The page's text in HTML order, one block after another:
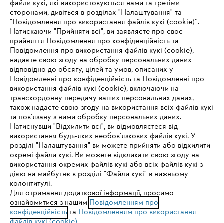
Про компанію STIHL
Запитання та відповіді
Сервіс
Політика конфіденційності Вихідні дані Cookies
Юридична інформація
IHR BROWSER WIRD NICHT
UNTERSTÜTZT
Sie nutzen einen Browser, den wir noch nicht unterstützen. Für
eine optimale Nutzung unserer Seite empfehlen wir Ihnen, zu
einem der folgenden Browser zu wechseln:
файли кукі, які використовуються нами та третіми
сторонами, дивіться в розділах "Налаштування" та
"Повідомлення про використання файлів кукі (cookie)”.
Натискаючи "Прийняти всі", ви заявляєте про своє
прийняття Повідомлення про конфіденційність та
Повідомлення про використання файлів кукі (cookie),
надаєте свою згоду на обробку персональних даних
відповідно до обсягу, цілей та умов, описаних у
Повідомленні про конфіденційність та Повідомленні про
використання файлів кукі (cookie), включаючи на
транскордонну передачу ваших персональних даних,
також надаєте свою згоду на використання всіх файлів кукі
та пов'язану з ними обробку персональних даних.
Натиснувши "Відхилити всі", ви відмовляєтеся від
використання будь-яких необов'язкових файлів кукі. У
розділі "Налаштування" ви можете прийняти або відхилити
окремі файли кукі. Ви можете відкликати свою згоду на
використання окремих файлів кукі або всіх файлів кукі з
дією на майбутнє в розділі "Файли кукі" в нижньому
колонтитулі.
Для отримання додаткової інформації, просимо
ознайомитися з нашим Повідомленням про
конфіденційністьта Повідомленням про використання